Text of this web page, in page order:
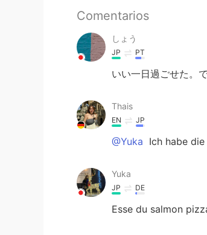
Comentarios
しょう
JP PT
いい一日過ごせた。
Thais
EN JP
@Yuka Ich habe
Yuka
JP DE
Esse du salmon